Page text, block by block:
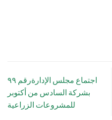
اجتماع مجلس الإدارةرقم ٩٩
بشركة السادس من أكتوبر
للمشروعات الزراعية